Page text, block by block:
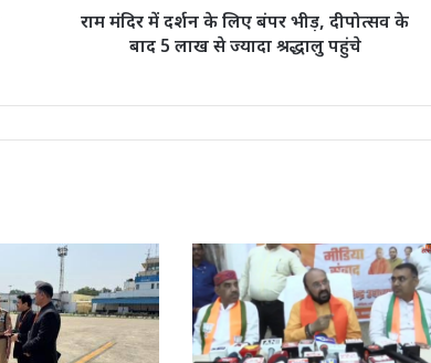
से
राम मंदिर में दर्शन के लिए बंपर भीड़, दीपोत्सव के
बाद 5 लाख से ज्यादा श्रद्धालु पहुंचे